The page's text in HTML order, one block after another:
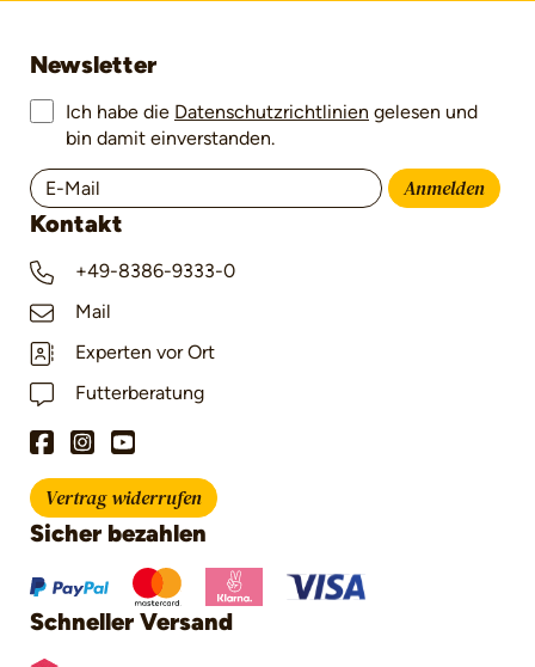
Newsletter
Ich habe die Datenschutzrichtlinien gelesen und
bin damit einverstanden.
Anmelden
Kontakt
+49-8386-9333-0
Mail
Experten vor Ort
Futterberatung
Vertrag widerrufen
Sicher bezahlen
Schneller Versand